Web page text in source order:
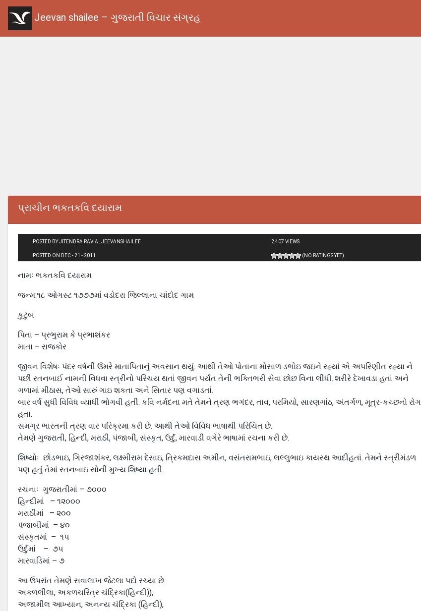
Jeevan shailee – ગુજરાતી વિચાર સંગ્રહ
પ્રાચીન ભકતકવિ દયારામ
POSTED BY JITENDRA RAVIA , JEEVANSHAILEE
POSTED ON DEC - 21 - 2011
2,407 VIEWS
(NO RATINGS YET)
નામઃ ભકતકવિ દયારામ
જન્મ:૧૮ ઓગસ્ટ ૧૭૭૭માં વડોદરા જિલ્લાના ચાંદોદ ગામ
કુટુંબ
પિતા – પ્રભુરામ કે પ્રભાશંકર
માતા – રાજકોર
જીવન વિશેષઃ પંદર વર્ષની ઉંમરે માતાપિતાનું અવસાન થયું. આથી તેઓ પોતાના મોસાળ ડભોઇ જઇને રહ્યાં એ અપરિણીત રહ્યા ને
પછી રતનબાઈ નામની વિધવા સ્ત્રીનો પરિચય થતાં જીવન પર્યંત તેની ભક્તિભરી સેવા છોછ વિના લીધી..શરીરે દેખાવડા હતાં અને
ગળામાં મીઠાસ, તેઓ સારું ગાઇ શકતા અને સિતાર પણ વગાડતાં.
બાર વર્ષ સુધી વિવિધ વ્યાધી ભોગવી હતી. કવિ નર્મદના મતે તેમને ત્રણ ભગંદર, તાવ, પરમિયો, સારણગાંઠ, અંતર્ગળ, મૂત્ર-કચ્છનો રોગ
હતા.
સમગ્ર ભારતની ત્રણ વાર પરિક્રમા કરી છે. આથી તેઓ વિવિધ ભાષાથી પરિચિત છે.
તેમણે ગુજરાતી, હિન્દી, મરાઠી, પંજાબી, સંસ્કૃત, ઉર્દુ, મારવાડી વગેરે ભાષામાં રચના કરી છે.
શિષ્યોઃ છોડભાઇ, ગિરજાશંકર, લક્ષ્મીરામ દેસાઇ, ત્રિકમદાસ અમીન, વસંતરામભાઇ, લલ્લુભાઇ કાયસ્થ આદીહતાં. તેમને સ્ત્રીમંડળ
પણ હતું તેમાં રતનબાઇ સોની મુખ્ય શિષ્યા હતી.
રચનાઃ ગુજરાતીમાં – ૭૦૦૦
હિન્દીમાં – ૧૨૦૦૦
મરાઠીમાં – ૨૦૦
પંજાબીમાં – ૪૦
સંસ્કૃતમાં – ૧૫
ઉર્દુમાં – ૭૫
મારવાડિમાં – ૭
આ ઉપરાંત તેમણે સવાલાખ જેટલા પદો રચ્યા છે.
અકળલીલા, અકળચરિત્ર ચંદ્રિકા(હિન્દી)),
અજામીલ આખ્યાન, અનન્ય ચંદ્રિકા (હિન્દી),